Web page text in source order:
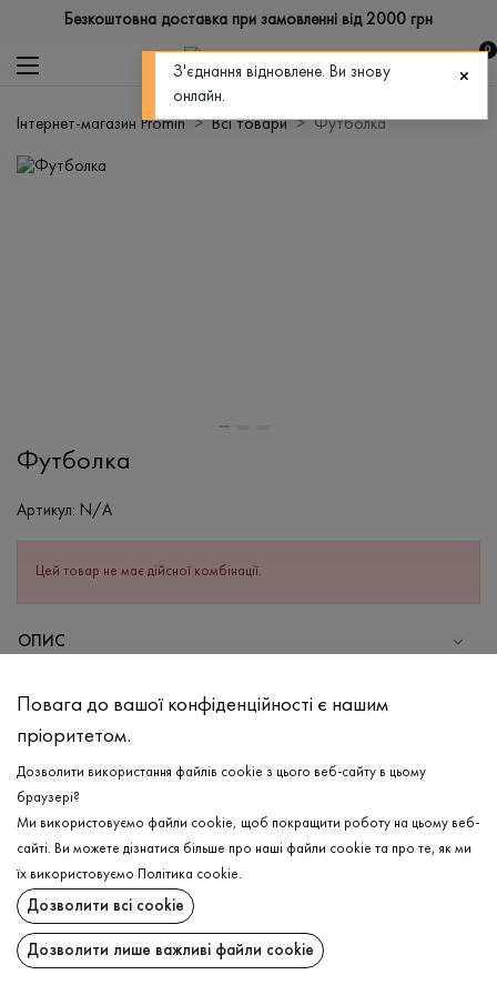
Безкоштовна доставка при замовленні від 2000 грн
0
Інтернет-магазин Promin Всі товари Футболка
Футболка
Артикул: N/A
Цей товар не має дійсної комбінації.
ОПИС
Бавовна - 95%, Еластан - 5%
Прання в холодній воді (до 30 ° C)
Відбілювання заборонено
Прасувати при середній температурі
Щадний віджим і сушка
Щадна хімчистка
ДОСТАВКА
ПОВЕРНЕННЯ
Повага до вашої конфіденційності є нашим
пріоритетом.
Дозволити використання файлів cookie з цього веб-сайту в цьому
браузері?
Ми використовуємо файли cookie, щоб покращити роботу на цьому веб-
сайті. Ви можете дізнатися більше про наші файли cookie та про те, як ми
їх використовуємо
Політика cookie.
Дозволити всі cookie
Дозволити лише важливі файли cookie
З'єднання відновлене. Ви знову
онлайн.